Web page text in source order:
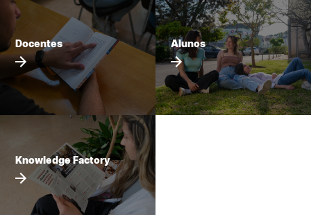
Knowledge Factory
Candidaturas
Elogio / Sugestão / Reclamação
©2026 Instituto Politécnico de Coimbra. Todos os direitos reservados.
Docentes Alunos
Knowledge Factory